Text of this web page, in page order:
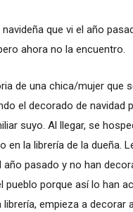
navideña que vi el año
ahora no la encuentro.
de una chica/mujer que
el decorado de navidad
suyo. Al llegar, se
en la librería de la dueña.
año pasado y no han
pueblo porque así lo han
librería, empieza a decorar